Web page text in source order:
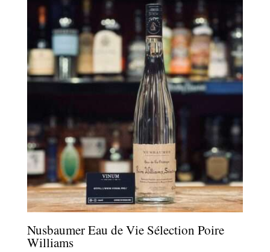
23,00 €
38,00 €
Nusbaumer Eau de Vie Sélection Poire
Williams